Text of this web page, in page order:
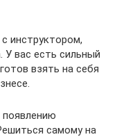
инструктором,
У вас есть сильный
взять на себя
самому на